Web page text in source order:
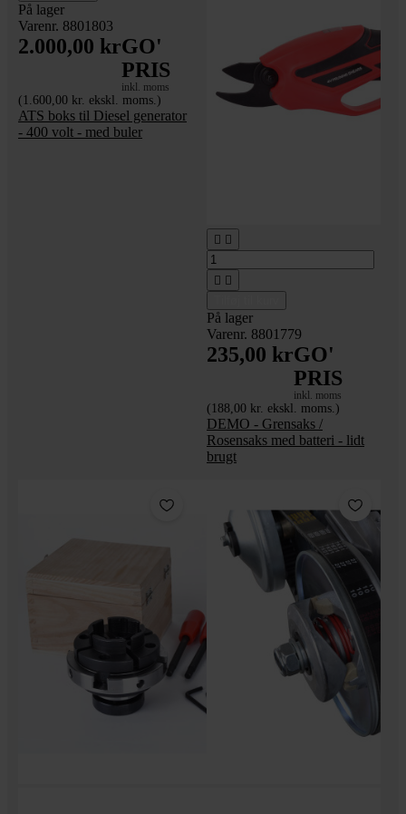
På lager
Varenr. 8801803
2.000,00 krGO'
PRIS
inkl. moms
(1.600,00 kr. ekskl. moms.)
ATS boks til Diesel generator
- 400 volt - med buler
 
 
På lager
Varenr. 8801779
235,00 krGO'
PRIS
inkl. moms
(188,00 kr. ekskl. moms.)
DEMO - Grensaks /
Rosensaks med batteri - lidt
brugt